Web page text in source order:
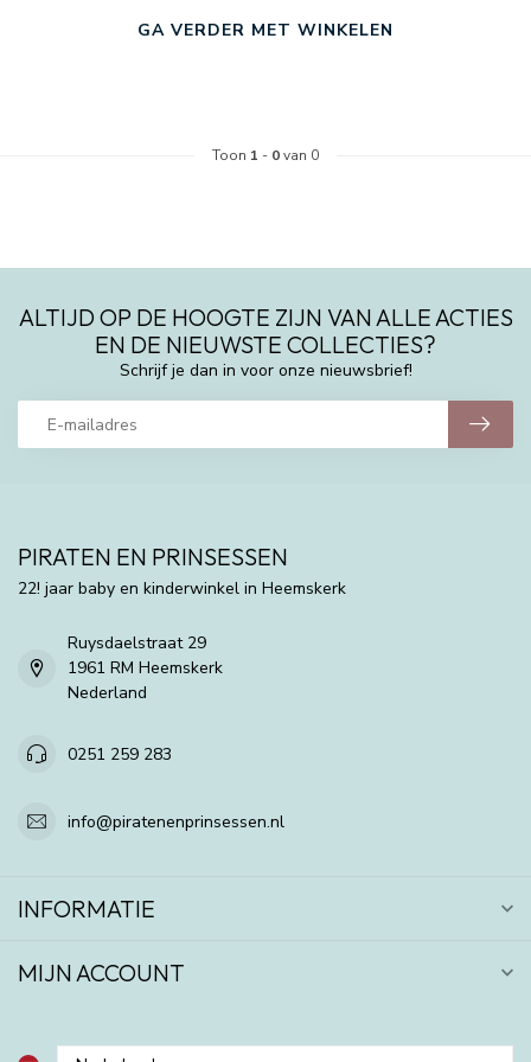
GA VERDER MET WINKELEN
Toon 1 - 0van 0
ALTIJD OP DE HOOGTE ZIJN VAN ALLE ACTIES
EN DE NIEUWSTE COLLECTIES?
Schrijf je dan in voor onze nieuwsbrief!
PIRATEN EN PRINSESSEN
22! jaar baby en kinderwinkel in Heemskerk
Ruysdaelstraat 29
1961 RM Heemskerk
Nederland
0251 259 283
info@piratenenprinsessen.nl
INFORMATIE
MIJN ACCOUNT